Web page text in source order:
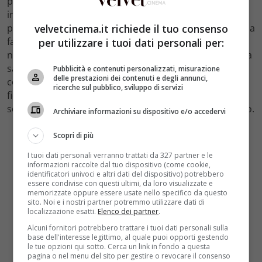
infatti, si trovano ormai all’ultimo anno di liceo e,
prossimi all’entrata al college, dovranno decidersi sul da
farsi.
Tua per Sempremostra un ulteriore tassello
nell’evoluzione di
. Per la giovane protagonista
sarà, dunque, anche l’occasione per liberarsi da quella
concezione di felicità strettamente legata al proprio
fidanzato,
. La giovane potrebbe perciò anche
scegliere di non andare nello stesso college del ragazzo.
velvetcinema.it richiede il tuo consenso
per utilizzare i tuoi dati personali per:
Pubblicità e contenuti personalizzati, misurazione
delle prestazioni dei contenuti e degli annunci,
ricerche sul pubblico, sviluppo di servizi
Archiviare informazioni su dispositivo e/o accedervi
Scopri di più
I tuoi dati personali verranno trattati da 327 partner e le
informazioni raccolte dal tuo dispositivo (come cookie,
identificatori univoci e altri dati del dispositivo) potrebbero
essere condivise con questi ultimi, da loro visualizzate e
memorizzate oppure essere usate nello specifico da questo
sito. Noi e i nostri partner potremmo utilizzare dati di
localizzazione esatti. Elenco dei partner.
Alcuni fornitori potrebbero trattare i tuoi dati personali sulla
base dell'interesse legittimo, al quale puoi opporti gestendo
le tue opzioni qui sotto. Cerca un link in fondo a questa
pagina o nel menu del sito per gestire o revocare il consenso